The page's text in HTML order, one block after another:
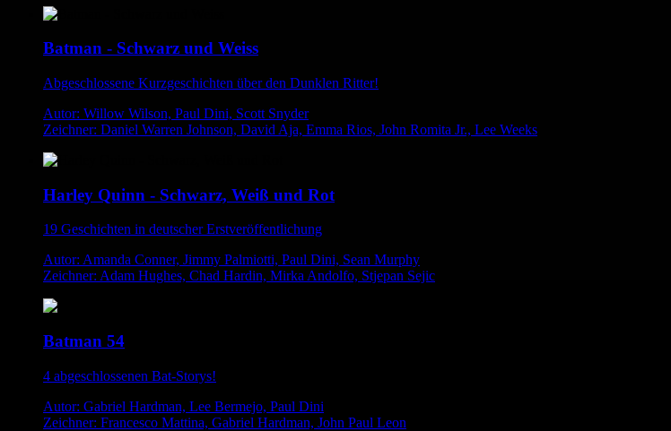
Batman - Schwarz und Weiss
Abgeschlossene Kurzgeschichten über den Dunklen Ritter!
Autor: Willow Wilson, Paul Dini, Scott Snyder
Zeichner: Daniel Warren Johnson, David Aja, Emma Rios, John Romita Jr., Lee Weeks
Harley Quinn - Schwarz, Weiß und Rot
19 Geschichten in deutscher Erstveröffentlichung
Autor: Amanda Conner, Jimmy Palmiotti, Paul Dini, Sean Murphy
Zeichner: Adam Hughes, Chad Hardin, Mirka Andolfo, Stjepan Sejic
Batman 54
4 abgeschlossenen Bat-Storys!
Autor: Gabriel Hardman, Lee Bermejo, Paul Dini
Zeichner: Francesco Mattina, Gabriel Hardman, John Paul Leon